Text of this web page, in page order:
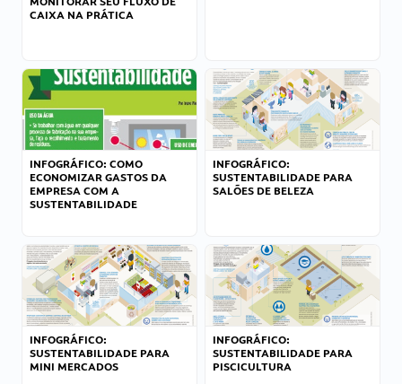
CAIXA NA PRÁTICA
INFOGRÁFICO: COMO
ECONOMIZAR GASTOS DA
EMPRESA COM A
SUSTENTABILIDADE
INFOGRÁFICO:
SUSTENTABILIDADE PARA
SALÕES DE BELEZA
INFOGRÁFICO:
SUSTENTABILIDADE PARA
MINI MERCADOS
INFOGRÁFICO:
SUSTENTABILIDADE PARA
PISCICULTURA